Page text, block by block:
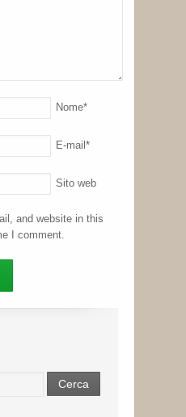
Nome*
E-mail *
Sito web
and website in this
I comment.
Cerca